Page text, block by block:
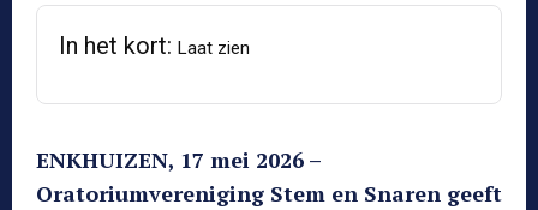
In het kort: Laat zien
ENKHUIZEN, 17 mei 2026 –
Oratoriumvereniging Stem en Snaren geeft